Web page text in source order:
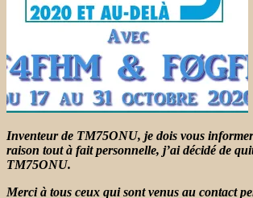
Inventeur de TM75ONU, je dois vous
raison tout à fait personnelle, j’ai décidé de
TM75ONU.
Merci à tous ceux qui sont venus au contact